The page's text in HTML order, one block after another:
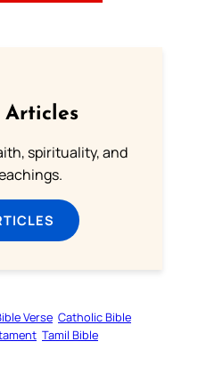
Articles
spirituality, and
Verse Catholic Bible
Tamil Bible